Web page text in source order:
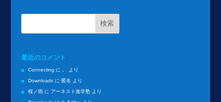
最近のコメント
Connecting に
より
Downloadsに 匿名 より
桜ノ雨に アーネスト進学塾より